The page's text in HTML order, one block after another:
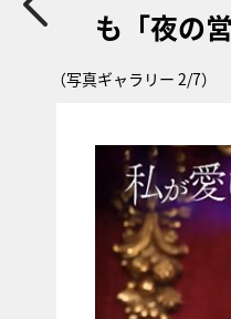
も「夜の
（写真ギャラリー 2/7）